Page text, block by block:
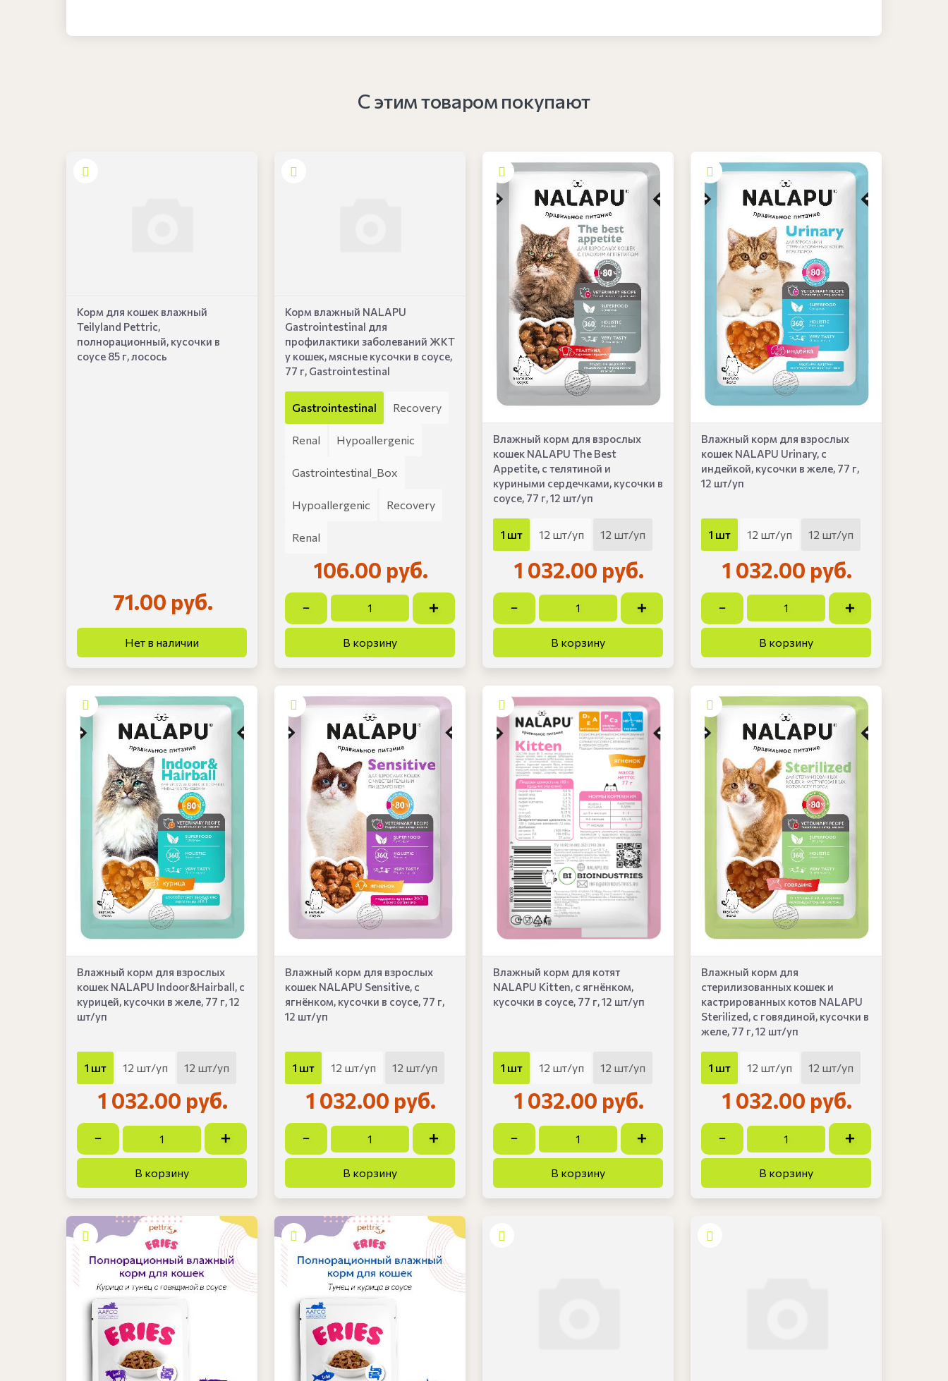
С этим товаром покупают
Корм для кошек влажный
Teilyland Pettric,
полнорационный, кусочки в
соусе 85 г, лосось
71.00 руб.
Корм влажный NALAPU
Gastrointestinal для
профилактики заболеваний ЖКТ
у кошек, мясные кусочки в соусе,
77 г, Gastrointestinal
Gastrointestinal Recovery
Renal Hypoallergenic
Gastrointestinal_Box
Hypoallergenic Recovery
Renal
106.00 руб.
Влажный корм для взрослых
кошек NALAPU The Best
Appetite, с телятиной и
куриными сердечками, кусочки в
соусе, 77 г, 12 шт/уп
1 шт 12 шт/уп 12 шт/уп
1 032.00 руб.
Влажный корм для взрослых
кошек NALAPU Urinary, с
индейкой, кусочки в желе, 77 г,
12 шт/уп
1 шт 12 шт/уп 12 шт/уп
1 032.00 руб.
Влажный корм для взрослых
кошек NALAPU Indoor&Hairball, с
курицей, кусочки в желе, 77 г, 12
шт/уп
1 шт 12 шт/уп 12 шт/уп
1 032.00 руб.
Влажный корм для взрослых
кошек NALAPU Sensitivе, с
ягнёнком, кусочки в соусе, 77 г,
12 шт/уп
1 шт 12 шт/уп 12 шт/уп
1 032.00 руб.
Влажный корм для котят
NALAPU Kitten, с ягнёнком,
кусочки в соусе, 77 г, 12 шт/уп
1 шт 12 шт/уп 12 шт/уп
1 032.00 руб.
Влажный корм для
стерилизованных кошек и
кастрированных котов NALAPU
Sterilized, с говядиной, кусочки в
желе, 77 г, 12 шт/уп
1 шт 12 шт/уп 12 шт/уп
1 032.00 руб.